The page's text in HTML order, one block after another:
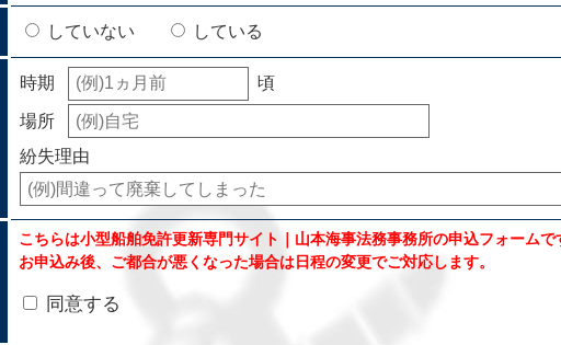
していない している
時期 頃
場所
紛失理由
こちらは小型船舶免許更新専門サイト｜山本海事法務事務所の申込フォームで
お申込み後、ご都合が悪くなった場合は日程の変更でご対応します。
同意する